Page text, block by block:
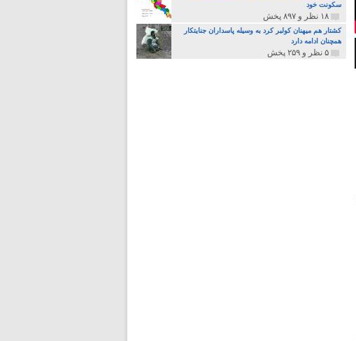
سکونت خود
۱۸ نظر و ۸۹۷ پخش
کشتار هم میهنان کولبر کرد به وسیله پاسداران جنایتکار
همچنان ادامه دارد
۵ نظر و ۲۵۹ پخش